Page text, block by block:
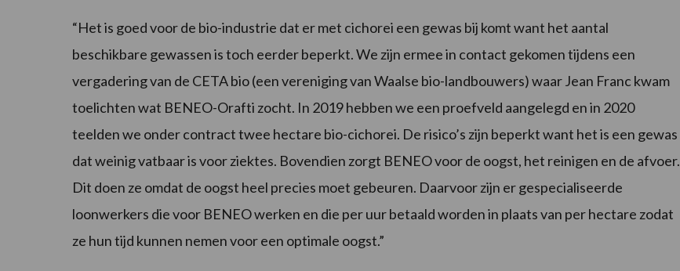
“Het is goed voor de bio-industrie dat er met cichorei een gewas bij komt want het aantal
beschikbare gewassen is toch eerder beperkt. We zijn ermee in contact gekomen tijdens een
vergadering van de CETA bio (een vereniging van Waalse bio-landbouwers) waar Jean Franc kwam
toelichten wat BENEO-Orafti zocht. In 2019 hebben we een proefveld aangelegd en in 2020
teelden we onder contract twee hectare bio-cichorei. De risico’s zijn beperkt want het is een gewas
dat weinig vatbaar is voor ziektes. Bovendien zorgt BENEO voor de oogst, het reinigen en de afvoer.
Dit doen ze omdat de oogst heel precies moet gebeuren. Daarvoor zijn er gespecialiseerde
loonwerkers die voor BENEO werken en die per uur betaald worden in plaats van per hectare zodat
ze hun tijd kunnen nemen voor een optimale oogst.”